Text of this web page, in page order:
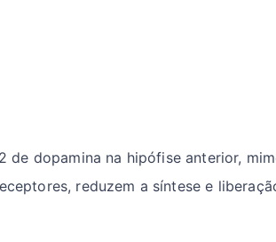
dopamina na hipófise anterior,
reduzem a síntese e